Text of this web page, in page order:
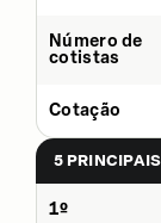
Número de
cotistas
Cotação
5
1º